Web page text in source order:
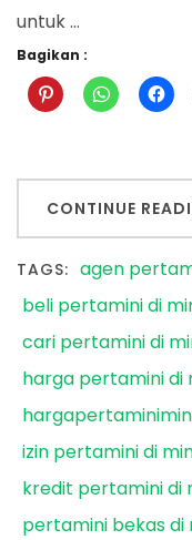
untuk …
Bagikan :
CONTINUE
TAGS: agen
beli pertamini di
cari pertamini di
harga pertamini di
izin pertamini di
kredit pertamini di
pertamini bekas di